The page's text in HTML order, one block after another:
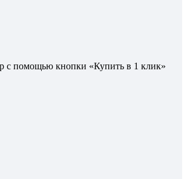
с помощью кнопки «Купить в 1 клик»